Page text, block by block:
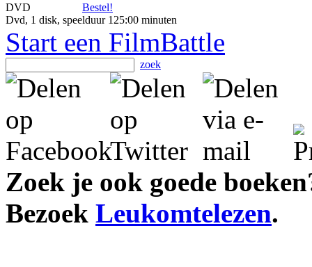
DVD
Bestel!
Dvd, 1 disk, speelduur 125:00 minuten
Start een FilmBattle
zoek
Zoek je ook goede
Bezoek Leukomtelezen.